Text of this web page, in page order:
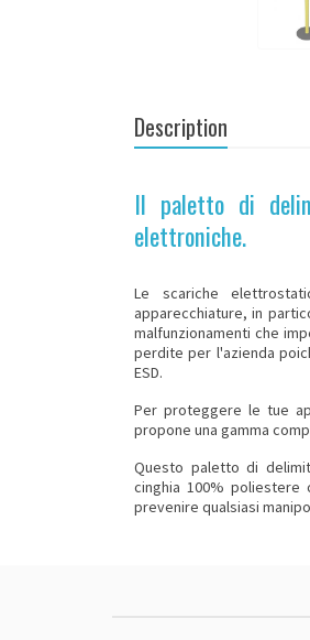
Description
Il paletto di
elettroniche.
Le scariche
apparecchiature, in
malfunzionamenti che
perdite per l'azienda
ESD.
Per proteggere le tue
propone una gamma
Questo paletto di
cinghia 100% poliestere
prevenire qualsiasi